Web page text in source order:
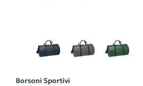
Borsoni Sportivi